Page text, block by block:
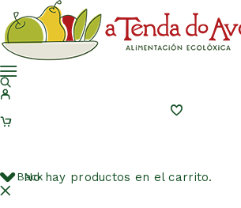
No hay productos en el carrito.
Back